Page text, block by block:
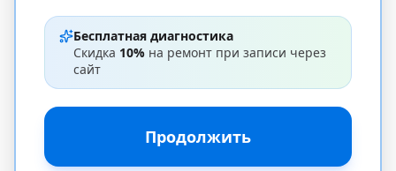
Бесплатная диагностика
Скидка 10% на ремонт при записи через
сайт
Продолжить